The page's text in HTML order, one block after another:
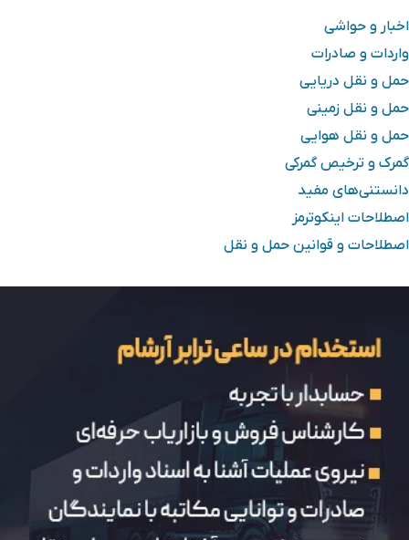
اخبار و حواشی
واردات و صادرات
حمل و نقل دریایی
حمل و نقل زمینی
حمل و نقل هوایی
گمرک و ترخیص گمرکی
دانستنی‌های مفید
اصطلاحات اینکوترمز
اصطلاحات و قوانین حمل و نقل